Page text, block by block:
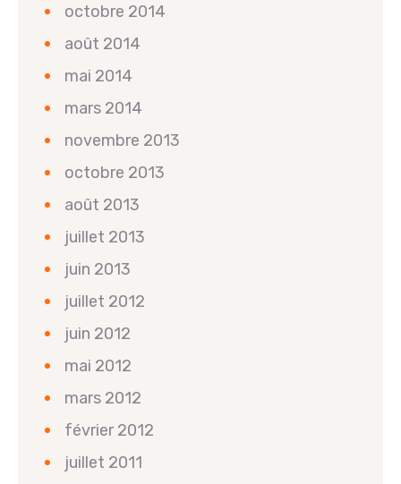
octobre 2014
août 2014
mai 2014
mars 2014
novembre 2013
octobre 2013
août 2013
juillet 2013
juin 2013
juillet 2012
juin 2012
mai 2012
mars 2012
février 2012
juillet 2011